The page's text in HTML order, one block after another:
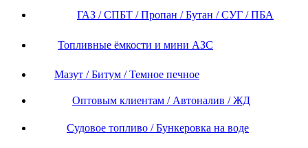
ГАЗ / СПБТ / Пропан / Бутан / СУГ / ПБА
Топливные ёмкости и мини АЗС
Мазут / Битум / Темное печное
Оптовым клиентам / Автоналив / ЖД
Судовое топливо / Бункеровка на воде